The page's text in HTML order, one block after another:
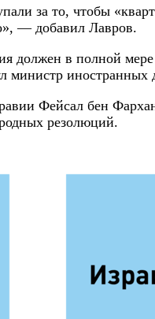
за то, чтобы
— добавил Лавров.
должен в полной
министр иностранных
Фейсал бен
резолюций.